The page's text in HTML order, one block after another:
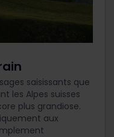
saisissants que
les Alpes suisses
plus grandiose.
aux